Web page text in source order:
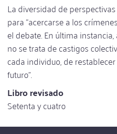
La diversidad de
para "acercarse a los
el debate. En última
no se trata de castigos
cada individuo, de
futuro".
Libro revisado
Setenta y cuatro